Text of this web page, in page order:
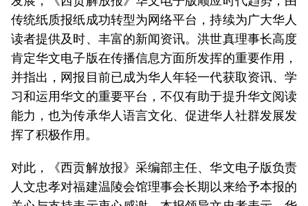
传统纸质报纸成功转型为网络平台，持续为广大华人
读者提供及时、丰富的新闻资讯。洪世真理事长高度
肯定华文电子版在传播信息方面所发挥的重要作用，
并指出，网报目前已成为华人年轻一代获取资讯、学
习和运用华文的重要平台，不仅有助于提升华文阅读
能力，也为传承华人语言文化、促进华人社群发展发
挥了积极作用。
对此，《西贡解放报》采编部主任、华文电子版负责
人文忠孝对福建温陵会馆理事会长期以来给予本报的